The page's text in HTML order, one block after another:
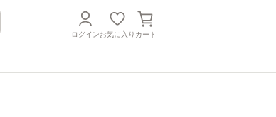
ログインお気に入り カート